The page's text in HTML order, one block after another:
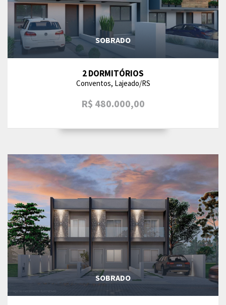
SOBRADO
2 DORMITÓRIOS
Conventos, Lajeado/RS
R$ 480.000,00
SOBRADO